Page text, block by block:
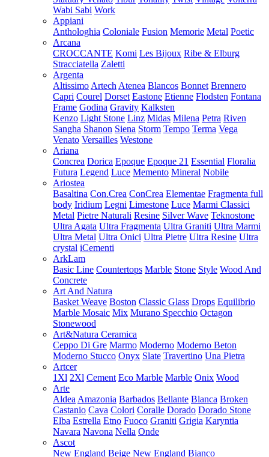
Wabi Sabi Work
Appiani
Anthologhia Coloniale Fusion Memorie Metal Poetic
Arcana
CROCCANTE Komi Les Bijoux Ribe & Elburg
Stracciatella Zaletti
Argenta
Altissimo Artech Atenea Blancos Bonnet Brennero
Capri Courel Dorset Eastone Etienne Flodsten Fontana
Frame Godina Gravity Kalksten
Kenzo Light Stone Linz Midas Milena Petra Riven
Sangha Shanon Siena Storm Tempo Terma Vega
Venato Versailles Westone
Ariana
Concrea Dorica Epoque Epoque 21 Essential Floralia
Futura Legend Luce Memento Mineral Nobile
Ariostea
Basaltina Con.Crea ConCrea Elementae Fragmenta full
body Iridium Legni Limestone Luce Marmi Classici
Metal Pietre Naturali Resine Silver Wave Teknostone
Ultra Agata Ultra Fragmenta Ultra Graniti Ultra Marmi
Ultra Metal Ultra Onici Ultra Pietre Ultra Resine Ultra
crystal iCementi
ArkLam
Basic Line Countertops Marble Stone Style Wood And
Concrete
Art And Natura
Basket Weave Boston Classic Glass Drops Equilibrio
Marble Mosaic Mix Murano Specchio Octagon
Stonewood
Art&Natura Ceramica
Ceppo Di Gre Marmo Moderno Moderno Beton
Moderno Stucco Onyx Slate Travertino Una Pietra
Artcer
1Xl 2Xl Cement Eco Marble Marble Onix Wood
Arte
Aldea Amazonia Barbados Bellante Blanca Broken
Castanio Cava Colori Coralle Dorado Dorado Stone
Elba Estrella Etno Fuoco Graniti Grigia Karyntia
Navara Navona Nella Onde
Ascot
New England Beige New England Bianco